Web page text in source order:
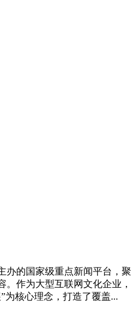
办的国家级重点新闻平台，聚
作为大型互联网文化企业，
为核心理念，打造了覆盖...